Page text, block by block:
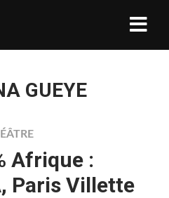
GUEYE
Afrique :
Paris Villette